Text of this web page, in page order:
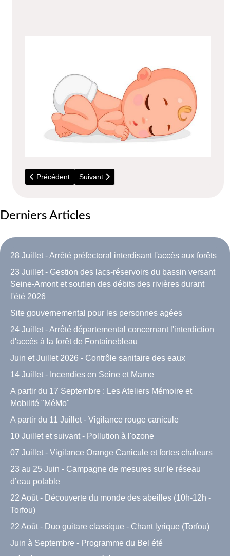
Article précédent : 28 Décembre 2022 - Avis de naissance de
Précédent Article suivant : 10 Juillet - Décès de
Suivant
Derniers Articles
28 Juillet - Arrêté préfectoral interdisant l'accès aux forêts
23 Juillet - Gestion des lacs-réservoirs du bassin versant
Seine-Amont et soutien des débits des rivières durant
l'été 2026
Site gouvernemental pour les personnes agées
24 Juillet - Arrêté départemental concernant l'interdiction
d'accès à la forêt de Fontainebleau
Juin et Juillet 2026 - Contrôle sanitaire des eaux
14 Juillet - Incendies en Seine et Marne
A partir du 17 Septembre : Les Ateliers Mémoire et
Mobilité "MéMo"
A partir du 11 Juillet - Vigilance rouge canicule
10 Juillet et suivant - Pollution à l'ozone
07 Juillet - Vigilance Orange Canicule et fortes chaleurs
23 au 25 Juin - Campagne de mesures sur le réseau
d’eau potable
22 Août - Découverte du monde des abeilles (10h-12h -
Torfou)
22 Août - Duo guitare classique - Chant lyrique (Torfou)
Juin à Septembre - Programme du Bel été